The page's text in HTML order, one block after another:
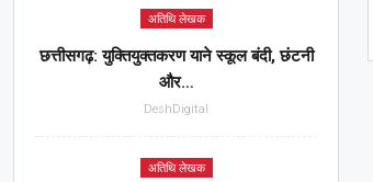
अतिथि लेखक
छत्तीसगढ़: युक्तियुक्तकरण याने स्कूल बंदी, छंटनी
और…
DeshDigital
अतिथि लेखक